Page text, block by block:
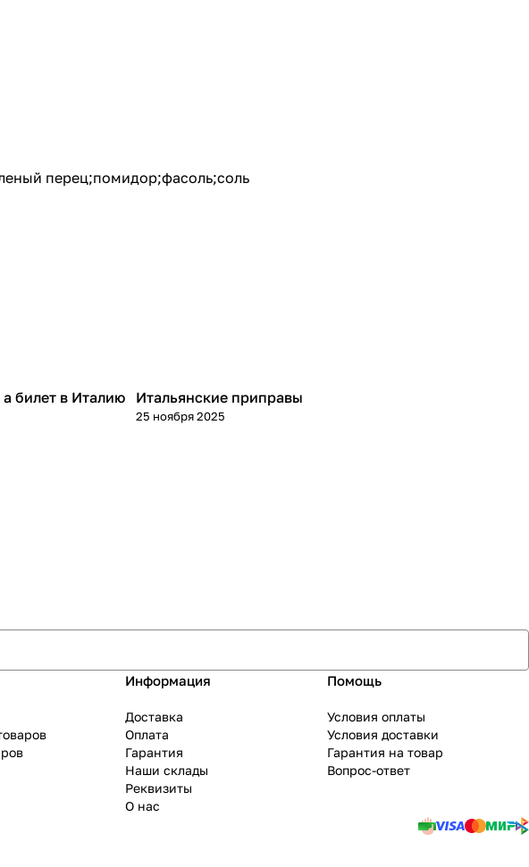
перец;помидор;фасоль;соль
билет в Италию Кухня
Итальянские приправы
25 ноября 2025
Информация
Доставка
Оплата
Гарантия
Наши склады
Реквизиты
О нас
Помощь
Условия оплаты
Условия доставки
Гарантия на товар
Вопрос-ответ